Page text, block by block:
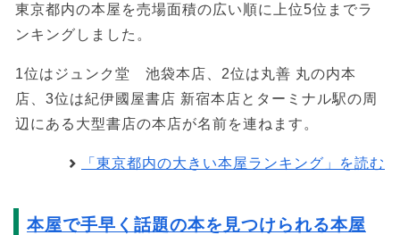
東京都内の本屋を売場面積の広い順に上位5位までラ
ンキングしました。
1位はジュンク堂 池袋本店、2位は丸善 丸の内本
店、3位は紀伊國屋書店 新宿本店とターミナル駅の周
辺にある大型書店の本店が名前を連ねます。
「東京都内の大きい本屋ランキング」を読む
本屋で手早く話題の本を見つけられる本屋